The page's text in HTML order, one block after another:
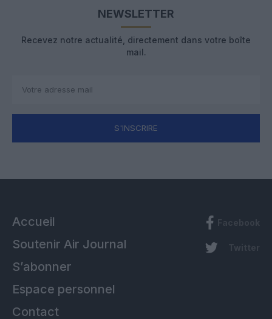
NEWSLETTER
Recevez notre actualité, directement dans votre boîte
mail.
S'INSCRIRE
Accueil
Soutenir Air Journal
S’abonner
Espace personnel
Contact